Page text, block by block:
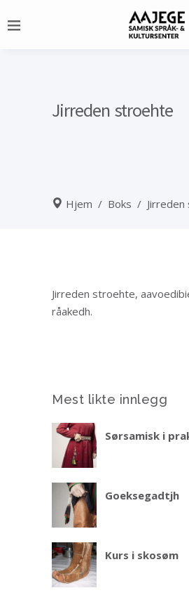
Jirreden stroehte
Hjem / Boks /
Jirreden stroehte,
råakedh.
Mest likte innlegg
Sørsamisk i
Goeksegadtjh
Kurs i skosøm